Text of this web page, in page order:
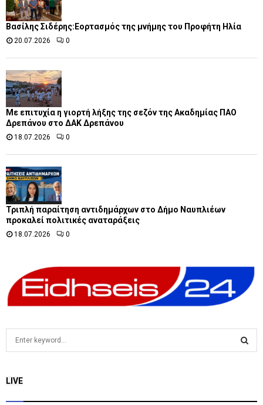
Βασίλης Σιδέρης:Εορτασμός της μνήμης του Προφήτη Ηλία
20.07.2026 0
Με επιτυχία η γιορτή λήξης της σεζόν της Ακαδημίας ΠΑΟ
Δρεπάνου στο ΔΑΚ Δρεπάνου
18.07.2026 0
Τριπλή παραίτηση αντιδημάρχων στο Δήμο Ναυπλιέων
προκαλεί πολιτικές αναταράξεις
18.07.2026 0
cLIVE